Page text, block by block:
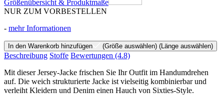
Größenübersicht & Produktmaße
NUR ZUM VORBESTELLEN
- mehr Informationen
In den Warenkorb hinzufügen (Größe auswählen) (Länge auswählen)
Beschreibung Stoffe Bewertungen (4.8)
Mit dieser Jersey-Jacke frischen Sie Ihr Outfit im Handumdrehen
auf. Die weich strukturierte Jacke ist vielseitig kombinierbar und
verleiht Kleidern und Denim einen Hauch von Sixties-Style.